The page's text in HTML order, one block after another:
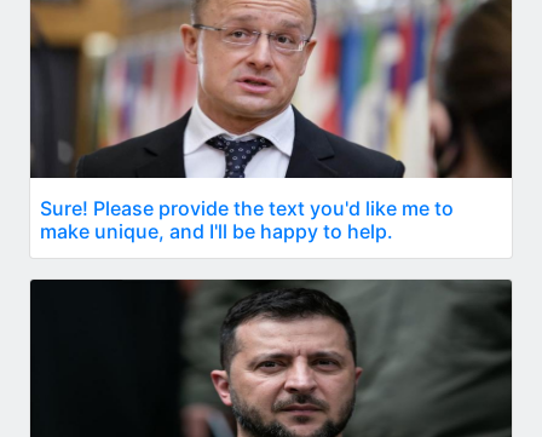
Sure! Please provide the text you'd like me to
make unique, and I'll be happy to help.